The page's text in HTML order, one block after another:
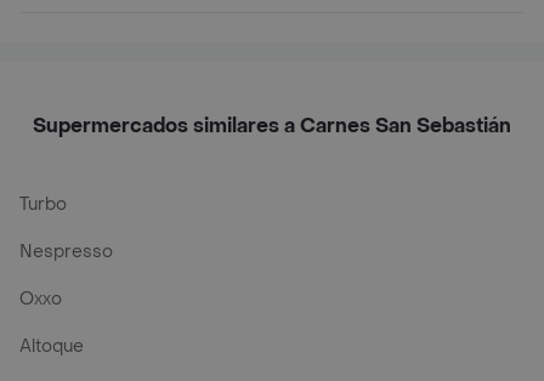
Supermercados similares a Carnes San Sebastián
Turbo
Nespresso
Oxxo
Altoque